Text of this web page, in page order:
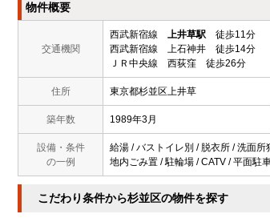
物件概要
交通機関
西武新宿線 上井草駅 徒歩11分
西武新宿線 上石神井 徒歩14分
ＪＲ中央線 西荻窪 徒歩26分
住所 東京都杉並区上井草
築年数 1989年3月
設備・条件
の一例
給湯 / バストイレ別 / 脱衣所 / 洗面
地内ごみ置 / 駐輪場 / CATV / 平面駐
こだわり条件から杉並区の物件を探す